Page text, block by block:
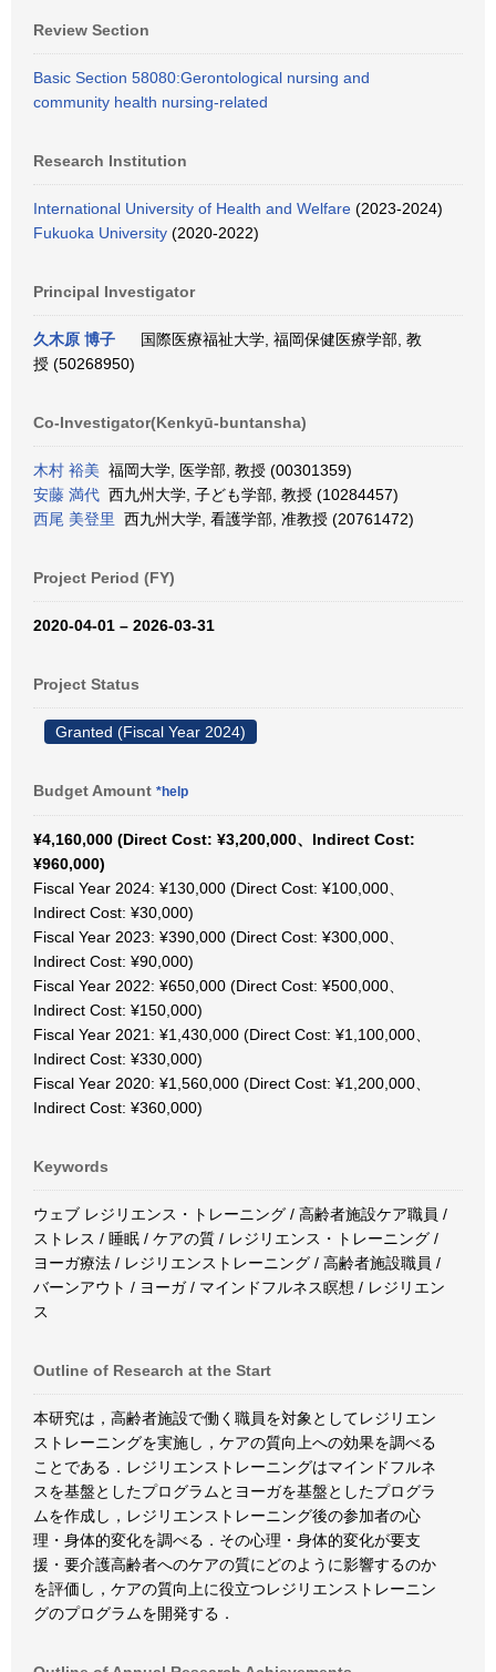
Review Section
Basic Section 58080:Gerontological nursing and
community health nursing-related
Research Institution
International University of Health and Welfare (2023-2024)
Fukuoka University (2020-2022)
Principal Investigator
久木原 博子
国際医療福祉大学, 福岡保健医療学部, 教
授 (50268950)
Co-Investigator(Kenkyū-buntansha)
木村 裕美 福岡大学, 医学部, 教授 (00301359)
安藤 満代 西九州大学, 子ども学部, 教授 (10284457)
西尾 美登里
西九州大学, 看護学部, 准教授 (20761472)
Project Period (FY)
2020-04-01 – 2026-03-31
Project Status
Granted (Fiscal Year 2024)
Budget Amount *help
¥4,160,000 (Direct Cost: ¥3,200,000、Indirect Cost:
¥960,000)
Fiscal Year 2024: ¥130,000 (Direct Cost: ¥100,000、
Indirect Cost: ¥30,000)
Fiscal Year 2023: ¥390,000 (Direct Cost: ¥300,000、
Indirect Cost: ¥90,000)
Fiscal Year 2022: ¥650,000 (Direct Cost: ¥500,000、
Indirect Cost: ¥150,000)
Fiscal Year 2021: ¥1,430,000 (Direct Cost: ¥1,100,000、
Indirect Cost: ¥330,000)
Fiscal Year 2020: ¥1,560,000 (Direct Cost: ¥1,200,000、
Indirect Cost: ¥360,000)
Keywords
ウェブ レジリエンス・トレーニング / 高齢者施設ケア職員 /
ストレス / 睡眠 / ケアの質 / レジリエンス・トレーニング /
ヨーガ療法 / レジリエンストレーニング / 高齢者施設職員 /
バーンアウト / ヨーガ / マインドフルネス瞑想 / レジリエン
ス
Outline of Research at the Start
本研究は，高齢者施設で働く職員を対象としてレジリエン
ストレーニングを実施し，ケアの質向上への効果を調べる
ことである．レジリエンストレーニングはマインドフルネ
スを基盤としたプログラムとヨーガを基盤としたプログラ
ムを作成し，レジリエンストレーニング後の参加者の心
理・身体的変化を調べる．その心理・身体的変化が要支
援・要介護高齢者へのケアの質にどのように影響するのか
を評価し，ケアの質向上に役立つレジリエンストレーニン
グのプログラムを開発する．